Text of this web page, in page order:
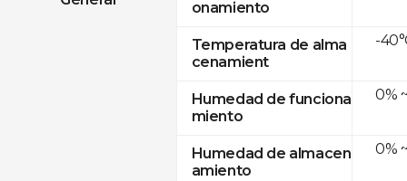
onamiento
Temperatura de alma
cenamient
Humedad de funciona
miento
Humedad de almacen
amiento
-
0%
0%